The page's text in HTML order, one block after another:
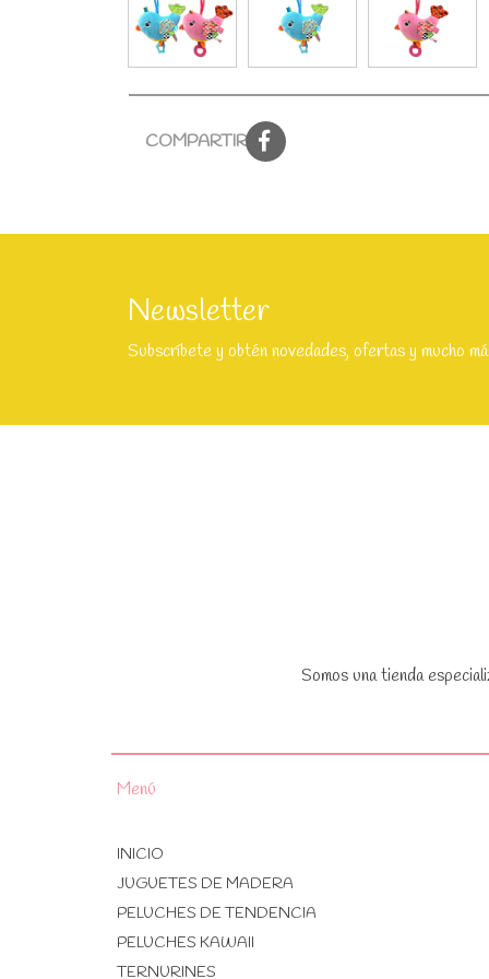
COMPARTIR:
Newsletter
Subscríbete y obtén novedades, ofertas y mucho
Somos una tienda
Menú
INICIO
JUGUETES DE MADERA
PELUCHES DE TENDENCIA
PELUCHES KAWAII
TERNURINES